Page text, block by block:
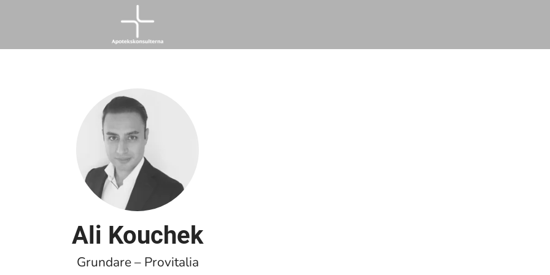
Ali Kouchek
Grundare – Provitalia